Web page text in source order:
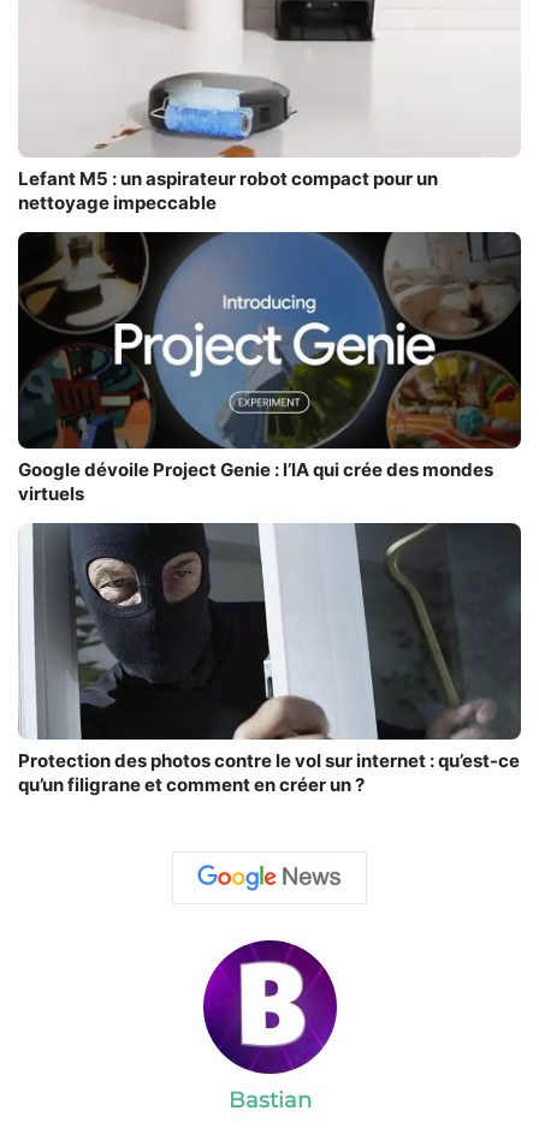
Lefant M5 : un aspirateur robot compact pour un
nettoyage impeccable
Google dévoile Project Genie : l’IA qui crée des mondes
virtuels
Protection des photos contre le vol sur internet : qu’est-ce
qu’un filigrane et comment en créer un ?
Bastian